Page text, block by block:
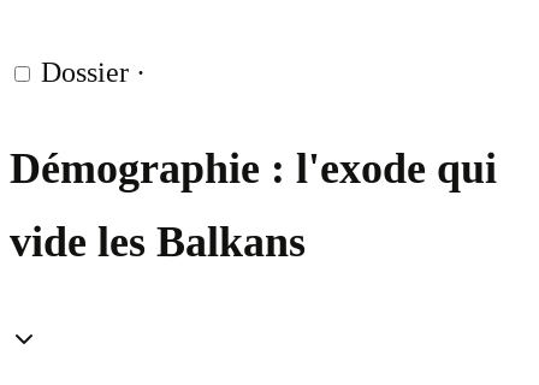
Dossier ·
Démographie : l'exode qui
vide les Balkans